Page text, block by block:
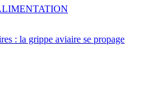
: la grippe aviaire se propage